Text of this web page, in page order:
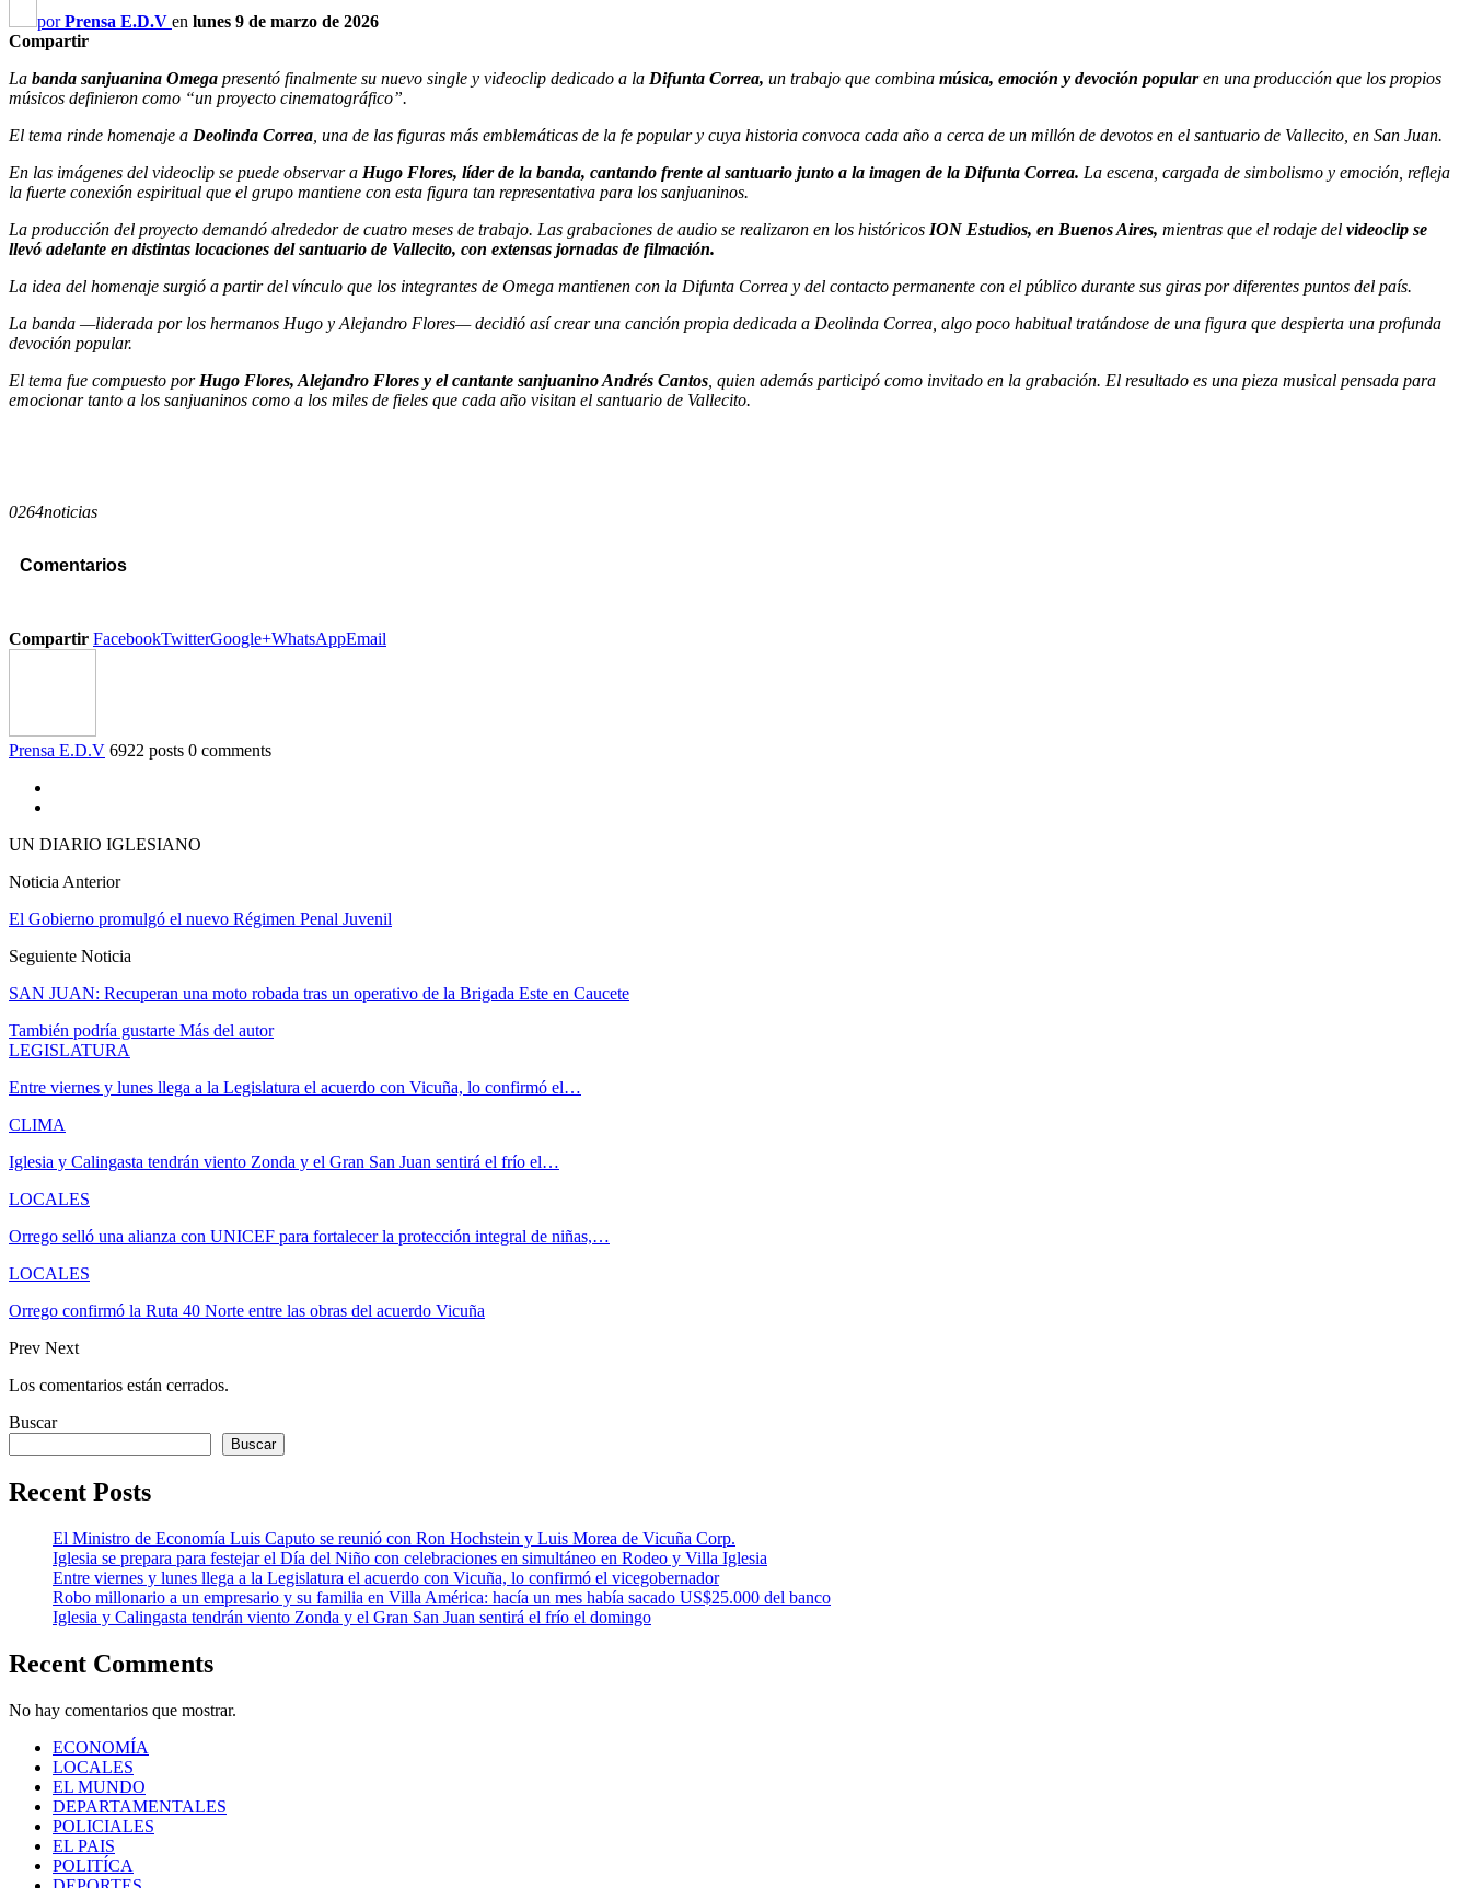
porPrensa E.D.V en lunes 9 de marzo de 2026
Compartir
La banda sanjuanina Omega presentó finalmente su nuevo single y videoclip dedicado a la Difunta Correa, un trabajo que combina música, emoción y devoción popularen una producción que los propios
músicos definieron como “un proyecto cinematográfico”.
El tema rinde homenaje a Deolinda Correa , una de las figuras más emblemáticas de la fe popular y cuya historia convoca cada año a cerca de un millón de devotos en el santuario de Vallecito, en San Juan.
En las imágenes del videoclip se puede observar a Hugo Flores, líder de la banda, cantando frente al santuario junto a la imagen de la Difunta Correa. La escena, cargada de simbolismo y emoción, refleja
la fuerte conexión espiritual que el grupo mantiene con esta figura tan representativa para los sanjuaninos.
La producción del proyecto demandó alrededor de cuatro meses de trabajo. Las grabaciones de audio se realizaron en los históricos ION Estudios, en Buenos Aires, mientras que el rodaje del videoclip se
llevó adelante en distintas locaciones del santuario de Vallecito, con extensas jornadas de filmación.
La idea del homenaje surgió a partir del vínculo que los integrantes de Omega mantienen con la Difunta Correa y del contacto permanente con el público durante sus giras por diferentes puntos del país.
La banda —liderada por los hermanos Hugo y Alejandro Flores— decidió así crear una canción propia dedicada a Deolinda Correa, algo poco habitual tratándose de una figura que despierta una profunda
devoción popular.
El tema fue compuesto por Hugo Flores, Alejandro Flores y el cantante sanjuanino Andrés Cantos , quien además participó como invitado en la grabación. El resultado es una pieza musical pensada para
emocionar tanto a los sanjuaninos como a los miles de fieles que cada año visitan el santuario de Vallecito.
0264noticias
Comentarios
Compartir FacebookTwitterGoogle+WhatsAppEmail
Prensa E.D.V 6922 posts 0 comments
UN DIARIO IGLESIANO
Noticia Anterior
El Gobierno promulgó el nuevo Régimen Penal Juvenil
Seguiente Noticia
SAN JUAN: Recuperan una moto robada tras un operativo de la Brigada Este en Caucete
También podría gustarte Más del autor
LEGISLATURA
Entre viernes y lunes llega a la Legislatura el acuerdo con Vicuña, lo confirmó el…
CLIMA
Iglesia y Calingasta tendrán viento Zonda y el Gran San Juan sentirá el frío el…
LOCALES
Orrego selló una alianza con UNICEF para fortalecer la protección integral de niñas,…
LOCALES
Orrego confirmó la Ruta 40 Norte entre las obras del acuerdo Vicuña
Prev Next
Los comentarios están cerrados.
Buscar
Buscar
Recent Posts
El Ministro de Economía Luis Caputo se reunió con Ron Hochstein y Luis Morea de Vicuña Corp.
Iglesia se prepara para festejar el Día del Niño con celebraciones en simultáneo en Rodeo y Villa Iglesia
Entre viernes y lunes llega a la Legislatura el acuerdo con Vicuña, lo confirmó el vicegobernador
Robo millonario a un empresario y su familia en Villa América: hacía un mes había sacado US$25.000 del banco
Iglesia y Calingasta tendrán viento Zonda y el Gran San Juan sentirá el frío el domingo
Recent Comments
No hay comentarios que mostrar.
ECONOMÍA
LOCALES
EL MUNDO
DEPARTAMENTALES
POLICIALES
EL PAIS
POLITÍCA